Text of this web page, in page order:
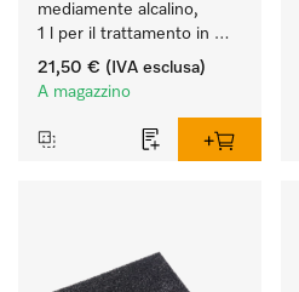
mediamente alcalino,
1 l per il trattamento in
macchina di strumenti e
utensili.
21,50 € (IVA esclusa)
A magazzino